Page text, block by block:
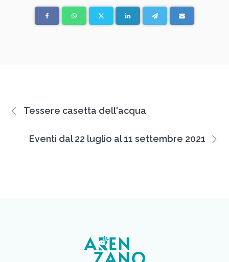
Tessere casetta dell'acqua
Eventi dal 22 luglio al 11 settembre 2021